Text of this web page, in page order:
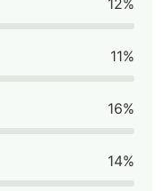
12%
11%
16%
14%